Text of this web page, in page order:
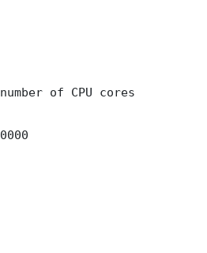
of CPU cores